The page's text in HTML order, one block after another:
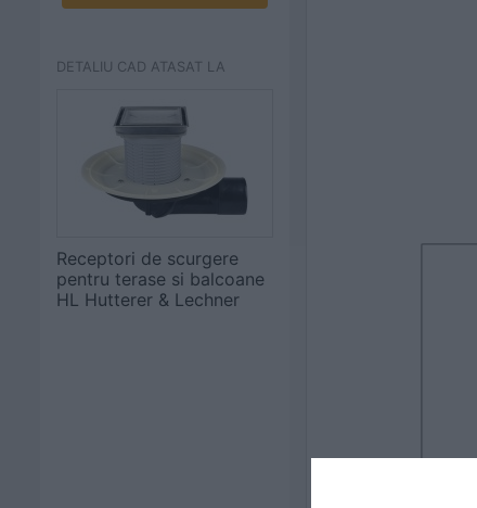
DETALIU CAD ATASAT LA
Receptori de scurgere
pentru terase si balcoane
HL Hutterer & Lechner